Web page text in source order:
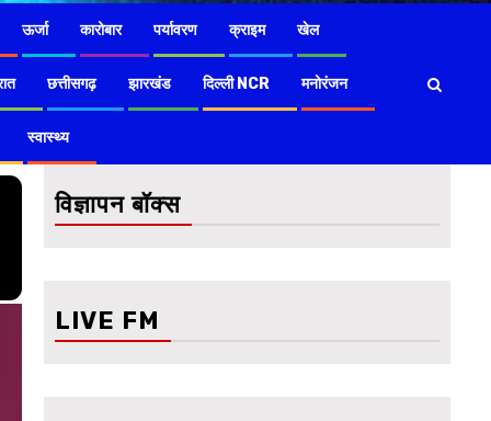
ऊर्जा कारोबार पर्यावरण क्राइम खेल
छत्तीसगढ़ झारखंड दिल्ली NCR मनोरंजन
स्वास्थ्य
विज्ञापन बॉक्स
LIVE FM